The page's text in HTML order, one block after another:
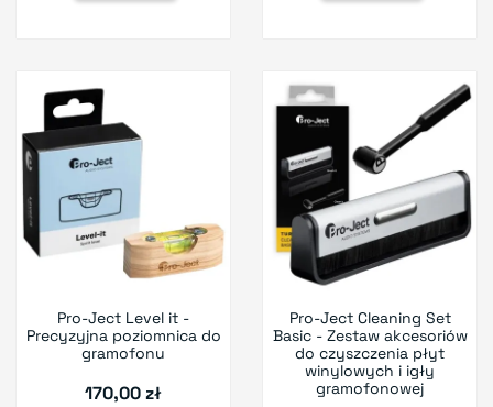
Pro-Ject Level it -
Precyzyjna poziomnica do
gramofonu
170,00 zł
Pro-Ject Cleaning Set
Basic - Zestaw akcesoriów
do czyszczenia płyt
winylowych i igły
gramofonowej